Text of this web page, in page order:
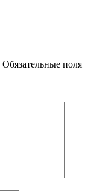
Обязательные поля